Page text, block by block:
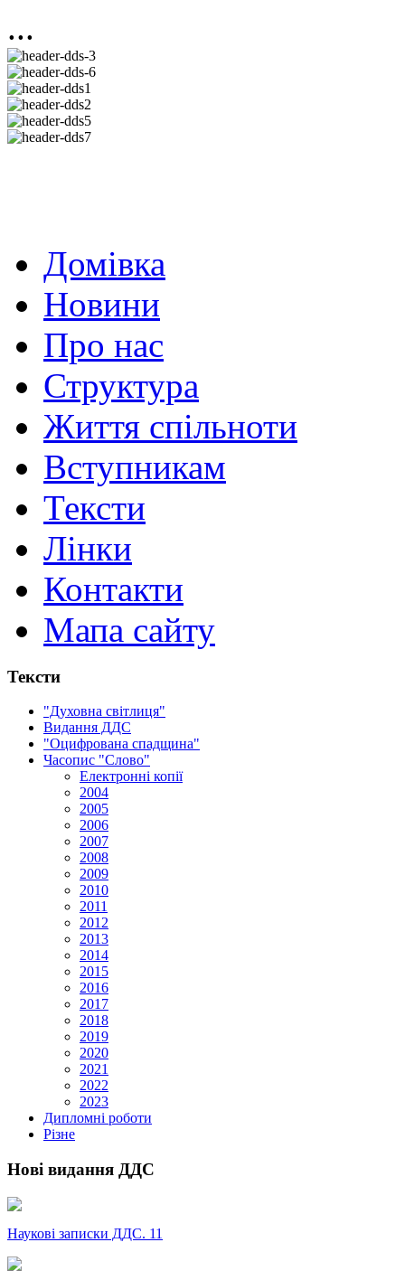
...
Домівка
Новини
Про нас
Структура
Життя спільноти
Вступникам
Тексти
Лінки
Контакти
Мапа сайту
Тексти
"Духовна світлиця"
Видання ДДС
"Оцифрована спадщина"
Часопис "Слово"
Електронні копії
2004
2005
2006
2007
2008
2009
2010
2011
2012
2013
2014
2015
2016
2017
2018
2019
2020
2021
2022
2023
Дипломні роботи
Різне
Нові видання ДДС
Наукові записки ДДС. 11